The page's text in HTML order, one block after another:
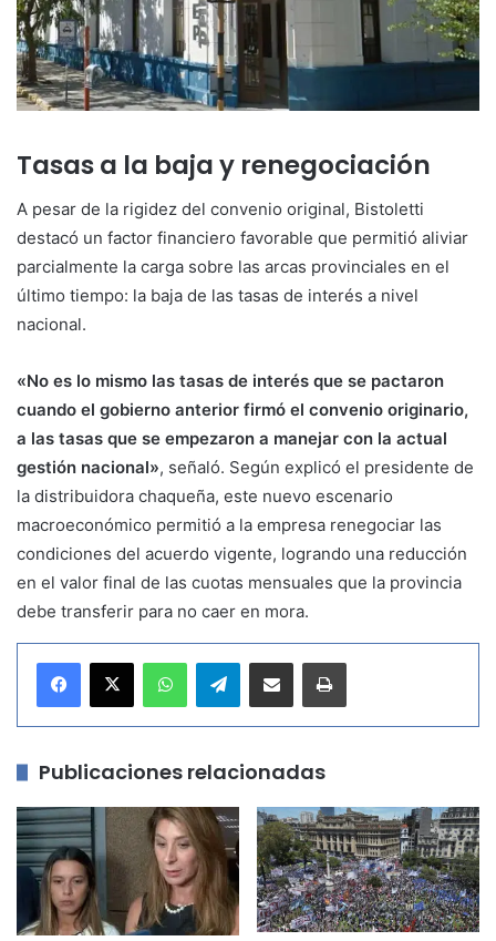
Tasas a la baja y renegociación
A pesar de la rigidez del convenio original, Bistoletti
destacó un factor financiero favorable que permitió aliviar
parcialmente la carga sobre las arcas provinciales en el
último tiempo: la baja de las tasas de interés a nivel
nacional.
«No es lo mismo las tasas de interés que se pactaron
cuando el gobierno anterior firmó el convenio originario,
a las tasas que se empezaron a manejar con la actual
gestión nacional», señaló. Según explicó el presidente de
la distribuidora chaqueña, este nuevo escenario
macroeconómico permitió a la empresa renegociar las
condiciones del acuerdo vigente, logrando una reducción
en el valor final de las cuotas mensuales que la provincia
debe transferir para no caer en mora.
Telegram
Publicaciones relacionadas